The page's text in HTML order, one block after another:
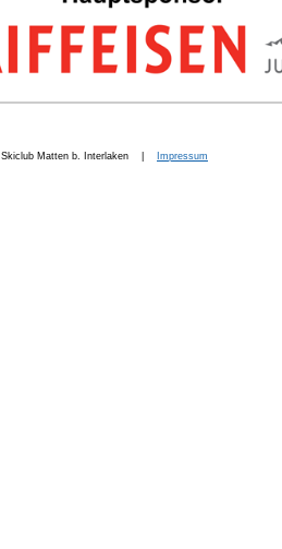
Skiclub Matten b. Interlaken | Impressum